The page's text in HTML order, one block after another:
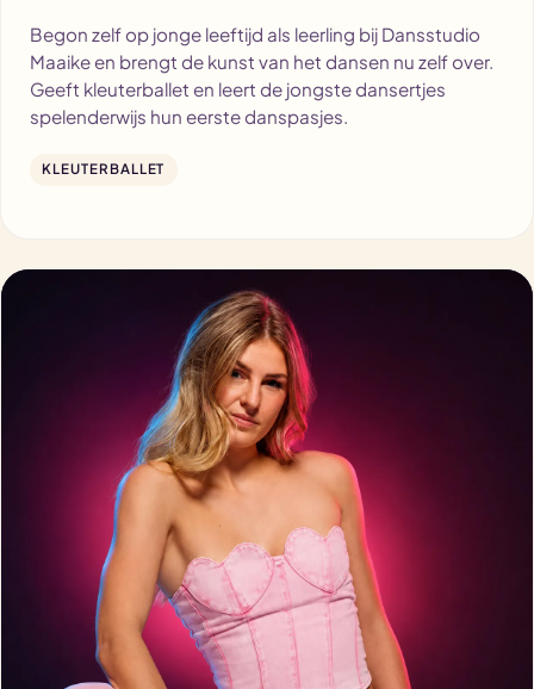
Begon zelf op jonge leeftijd als leerling bij Dansstudio
Maaike en brengt de kunst van het dansen nu zelf over.
Geeft kleuterballet en leert de jongste dansertjes
spelenderwijs hun eerste danspasjes.
KLEUTERBALLET